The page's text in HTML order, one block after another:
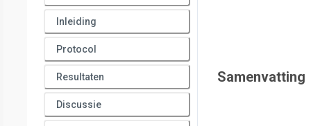
Inleiding
Protocol
Resultaten
Discussie
Samenvatting